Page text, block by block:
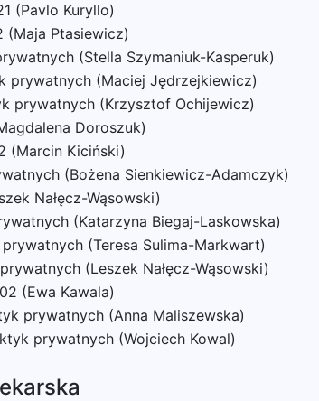
(Pavlo Kuryllo)
(Maja Ptasiewicz)
(Stella Szymaniuk-Kasperuk)
prywatnych (Maciej Jędrzejkiewicz)
prywatnych (Krzysztof Ochijewicz)
Doroszuk)
(Marcin Kiciński)
(Bożena Sienkiewicz-Adamczyk)
Nałęcz-Wąsowski)
(Katarzyna Biegaj-Laskowska)
(Teresa Sulima-Markwart)
(Leszek Nałęcz-Wąsowski)
(Ewa Kawala)
prywatnych (Anna Maliszewska)
prywatnych (Wojciech Kowal)